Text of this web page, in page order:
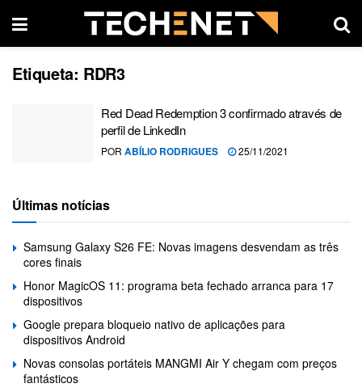
Etiqueta: RDR3
Red Dead Redemption 3 confirmado através de
perfil de LinkedIn
POR ABÍLIO RODRIGUES 25/11/2021
Últimas notícias
Samsung Galaxy S26 FE: Novas imagens desvendam as três
cores finais
Honor MagicOS 11: programa beta fechado arranca para 17
dispositivos
Google prepara bloqueio nativo de aplicações para
dispositivos Android
Novas consolas portáteis MANGMI Air Y chegam com preços
fantásticos